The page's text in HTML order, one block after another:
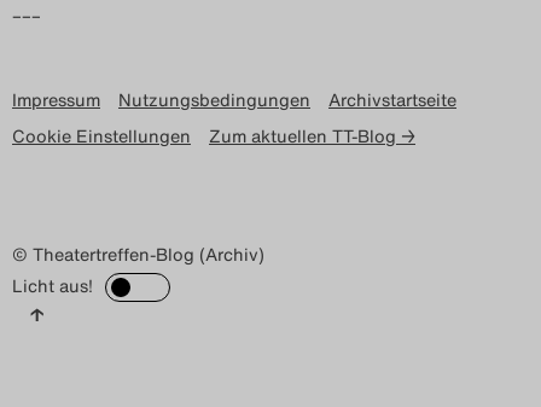
–––
Impressum Nutzungsbedingungen
Archivstartseite
Cookie Einstellungen
Zum aktuellen TT-Blog →
© Theatertreffen-Blog (Archiv)
Licht aus!
↑